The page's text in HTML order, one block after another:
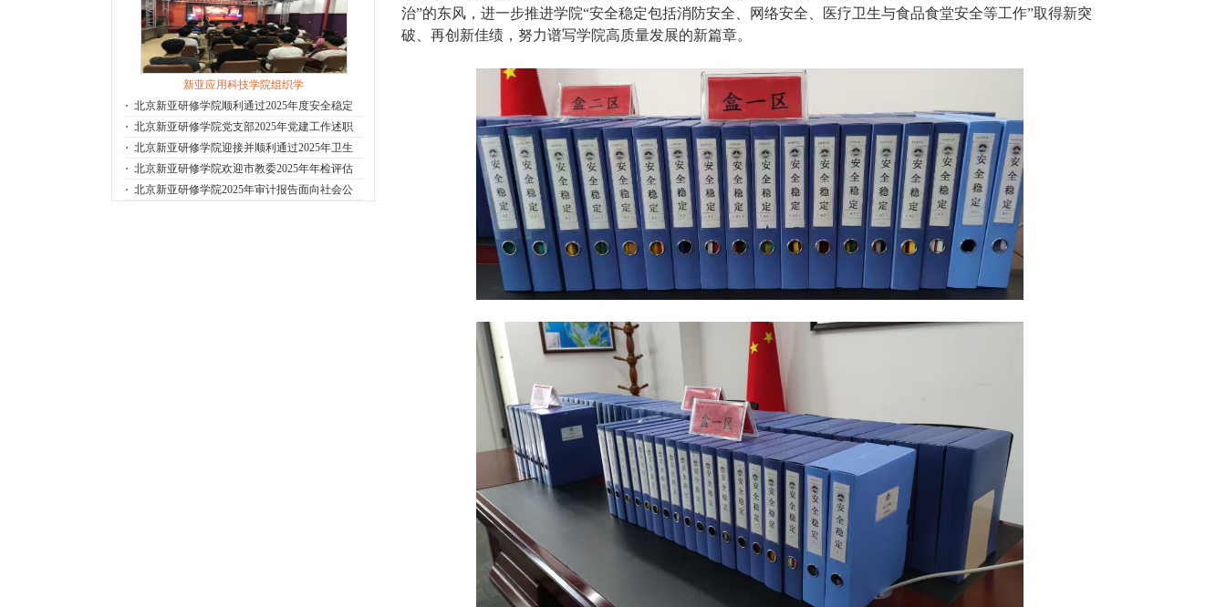
新亚应用科技学院组织学
· 北京新亚研修学院顺利通过2025年度安全稳定
· 北京新亚研修学院党支部2025年党建工作述职
· 北京新亚研修学院迎接并顺利通过2025年卫生
· 北京新亚研修学院欢迎市教委2025年年检评估
· 北京新亚研修学院2025年审计报告面向社会公
治”的东风，进一步推进学院“安全稳定包括消防安全、网络安全、医疗卫生与食品食堂安全等工作”取得新突
破、再创新佳绩，努力谱写学院高质量发展的新篇章。